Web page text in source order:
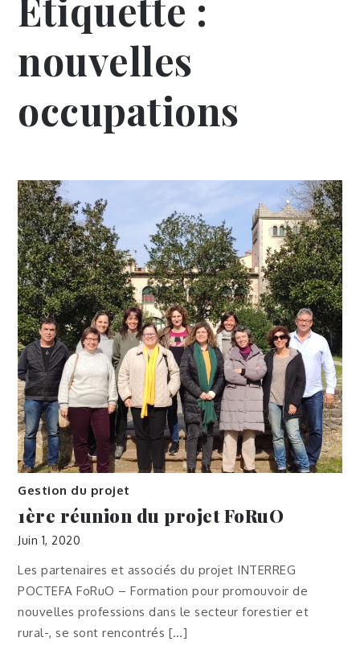
Étiquette :
nouvelles
occupations
Gestion du projet
1ère réunion du projet FoRuO
Juin 1, 2020
Les partenaires et associés du projet INTERREG
POCTEFA FoRuO – Formation pour promouvoir de
nouvelles professions dans le secteur forestier et
rural-, se sont rencontrés […]